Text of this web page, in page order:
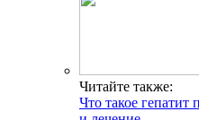
Читайте также:
Что такое